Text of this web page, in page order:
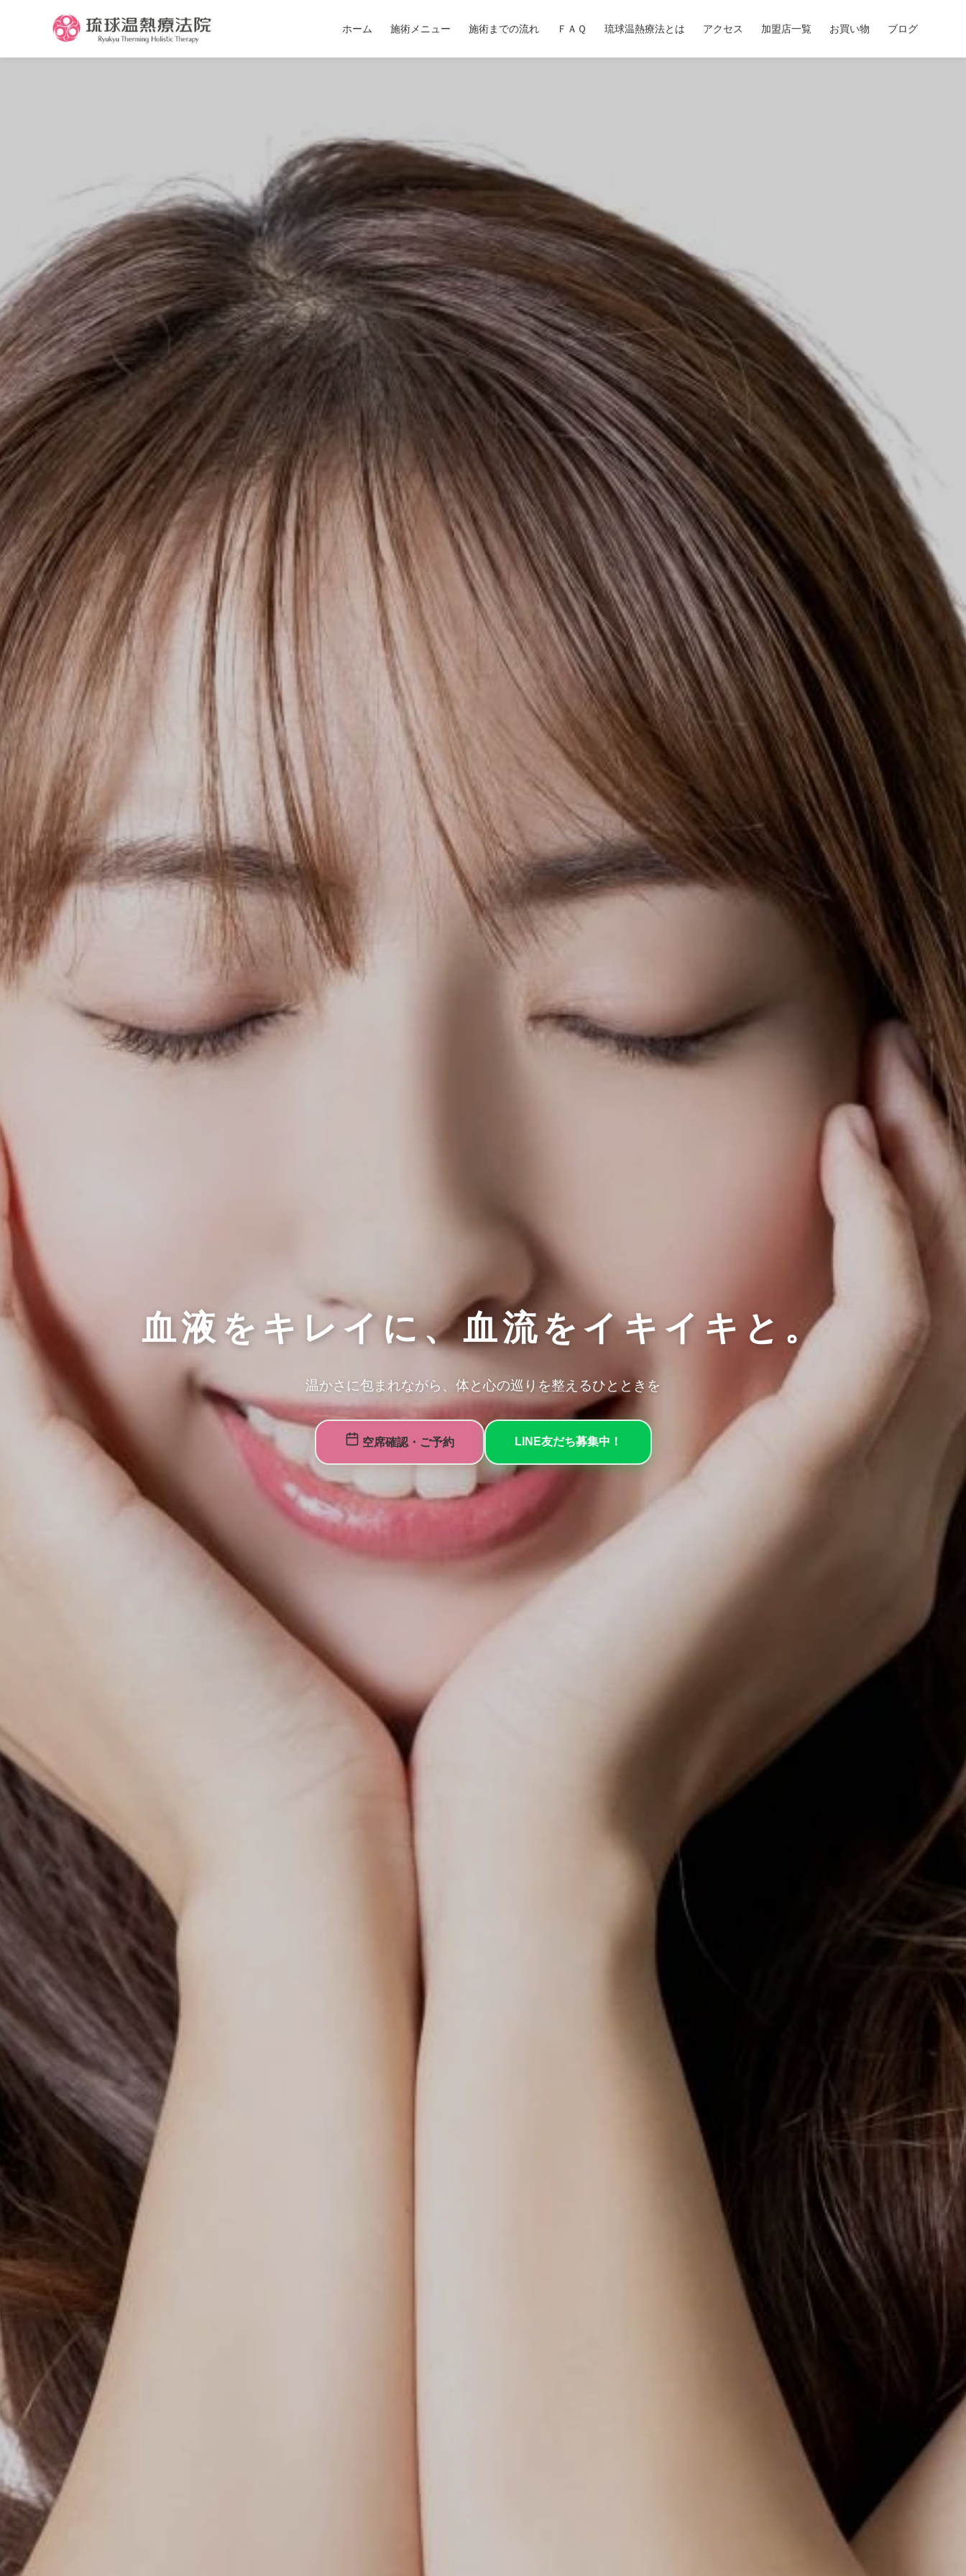
ホーム 施術メニュー 施術までの流れ ＦＡＱ 琉球温熱療法とは アクセス 加盟店一覧 お買い物 ブログ
血液をキレイに、血流をイキイキと。
温かさに包まれながら、体と心の巡りを整えるひとときを
空席確認・ご予約 LINE友だち募集中！